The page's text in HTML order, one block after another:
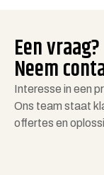
Een vraag?
Neem
Interesse in een
Ons team staat
offertes en